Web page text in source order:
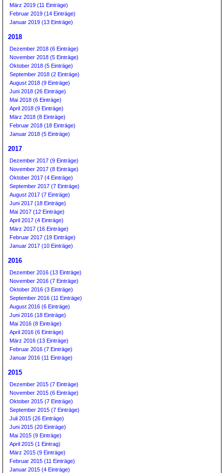
März 2019 (11 Einträge)
Februar 2019 (14 Einträge)
Januar 2019 (13 Einträge)
2018
Dezember 2018 (6 Einträge)
November 2018 (5 Einträge)
Oktober 2018 (5 Einträge)
September 2018 (2 Einträge)
August 2018 (9 Einträge)
Juni 2018 (26 Einträge)
Mai 2018 (6 Einträge)
April 2018 (9 Einträge)
März 2018 (8 Einträge)
Februar 2018 (18 Einträge)
Januar 2018 (5 Einträge)
2017
Dezember 2017 (9 Einträge)
November 2017 (8 Einträge)
Oktober 2017 (4 Einträge)
September 2017 (7 Einträge)
August 2017 (7 Einträge)
Juni 2017 (18 Einträge)
Mai 2017 (12 Einträge)
April 2017 (4 Einträge)
März 2017 (16 Einträge)
Februar 2017 (19 Einträge)
Januar 2017 (10 Einträge)
2016
Dezember 2016 (13 Einträge)
November 2016 (7 Einträge)
Oktober 2016 (3 Einträge)
September 2016 (11 Einträge)
August 2016 (6 Einträge)
Juni 2016 (18 Einträge)
Mai 2016 (8 Einträge)
April 2016 (6 Einträge)
März 2016 (13 Einträge)
Februar 2016 (7 Einträge)
Januar 2016 (11 Einträge)
2015
Dezember 2015 (7 Einträge)
November 2015 (6 Einträge)
Oktober 2015 (7 Einträge)
September 2015 (7 Einträge)
Juli 2015 (26 Einträge)
Juni 2015 (20 Einträge)
Mai 2015 (9 Einträge)
April 2015 (1 Eintrag)
März 2015 (9 Einträge)
Februar 2015 (11 Einträge)
Januar 2015 (4 Einträge)